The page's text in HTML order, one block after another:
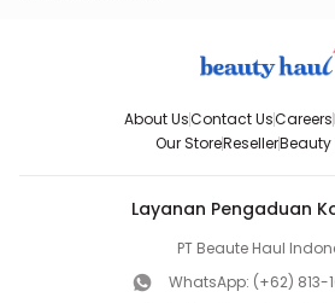
About UsContact UsCareers
Our StoreResellerBeauty
Layanan Pengaduan
PT Beaute Haul
WhatsApp: (+62)